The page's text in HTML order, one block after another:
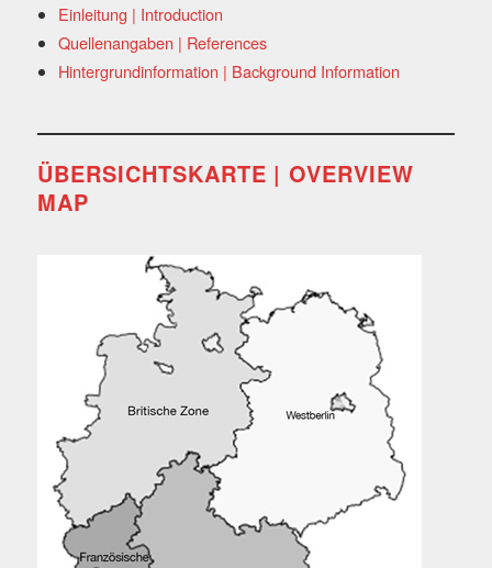
Einleitung | Introduction
Quellenangaben | References
Hintergrundinformation | Background Information
ÜBERSICHTSKARTE | OVERVIEW
MAP